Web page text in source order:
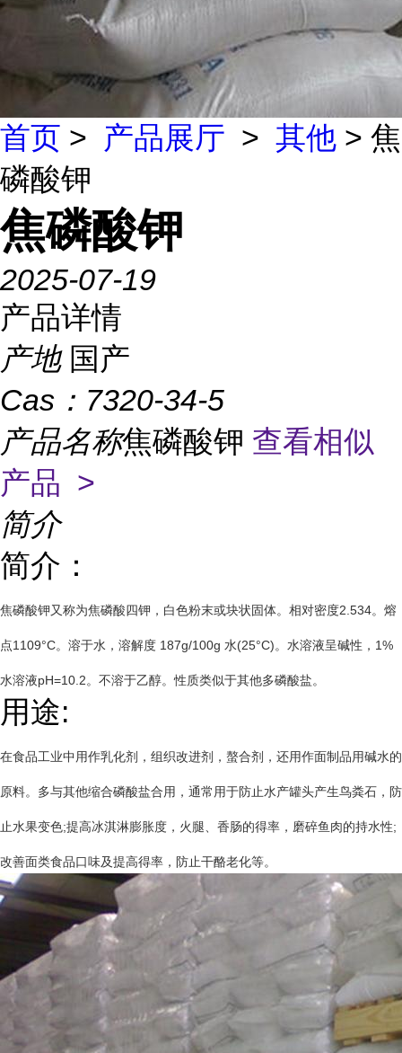
首页 > 产品展厅 > 其他 > 焦
磷酸钾
焦磷酸钾
2025-07-19
产品详情
产地 国产
Cas： 7320-34-5
产品名称焦磷酸钾 查看相似
产品 >
简介
简介：
焦磷酸钾又称为焦磷酸四钾，白色粉末或块状固体。相对密度2.534。熔
点1109°C。溶于水，溶解度 187g/100g 水(25°C)。水溶液呈碱性，1%
水溶液pH=10.2。不溶于乙醇。性质类似于其他多磷酸盐。
用途:
在食品工业中用作乳化剂，组织改进剂，螯合剂，还用作面制品用碱水的
原料。多与其他缩合磷酸盐合用，通常用于防止水产罐头产生鸟粪石，防
止水果变色;提高冰淇淋膨胀度，火腿、香肠的得率，磨碎鱼肉的持水性;
改善面类食品口味及提高得率，防止干酪老化等。